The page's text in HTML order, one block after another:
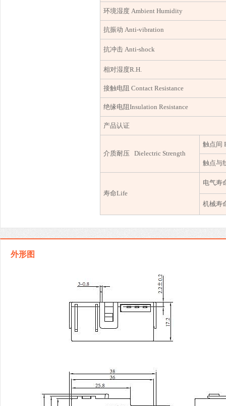
环境湿度Ambient Humidity
抗振动 Anti-vibration
抗冲击 Anti-shock
相对湿度R.H.
接触电阻 Contact Resistance
绝缘电阻 Insulation Resistance
产品认证
介质耐压 Dielectric Strength
触点间
触点与
寿命Life
电气寿
机械寿
外形图